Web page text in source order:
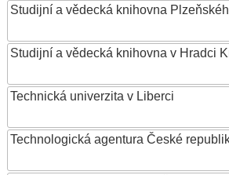
Studijní a vědecká knihovna
Studijní a vědecká knihovna v Hradci
Technická univerzita v Liberci
Technologická agentura České